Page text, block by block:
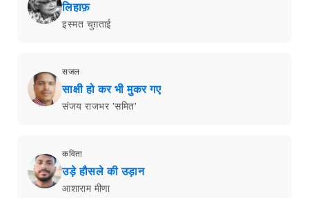
लिहाफ़
इस्मत चुग़ताई
सजल
साक्षी हो कर भी मुकर गए
संजय राजभर 'समित'
कविता
उड़े हौसले की उड़ान
आशाराम मीणा